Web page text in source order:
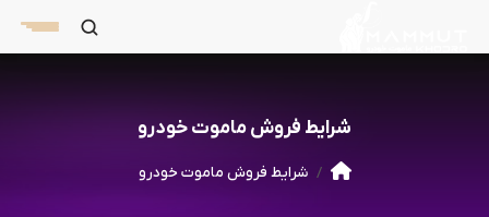
شرایط فروش ماموت خودرو
شرایط فروش ماموت خودرو